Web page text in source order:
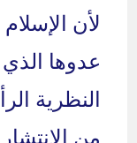
لأن
عدوها
النظرية
من